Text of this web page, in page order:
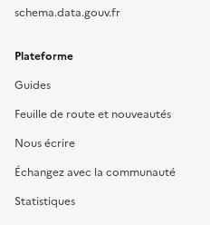
schema.data.gouv.fr
Plateforme
Guides
Feuille de route et nouveautés
Nous écrire
Échangez avec la communauté
Statistiques